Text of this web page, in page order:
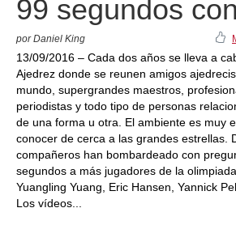
99 segundos
por Daniel King
13/09/2016 – Cada dos años se lleva a
Ajedrez donde se reunen amigos
mundo, supergrandes maestros,
periodistas y todo tipo de personas
de una forma u otra. El ambiente es muy
conocer de cerca a las grandes estrellas.
compañeros han bombardeado con
segundos a más jugadores de la
Yuangling Yuang, Eric Hansen, Yannick
Los vídeos...